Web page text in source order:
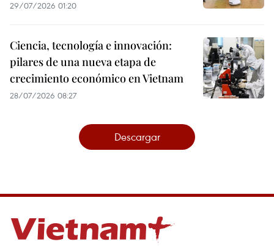
29/07/2026 01:20
Ciencia, tecnología e innovación:
pilares de una nueva etapa de
crecimiento económico en Vietnam
28/07/2026 08:27
Descargar